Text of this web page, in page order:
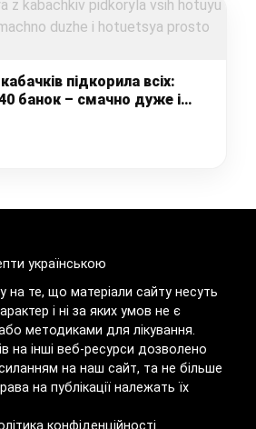
підкорила всіх:
банок – смачно дуже і
українською
на те, що матеріали сайту несуть
і ні за яких умов не є
методиками для лікування.
на інші веб-ресурси дозволено
на наш сайт, та не більше
на публікації належать їх